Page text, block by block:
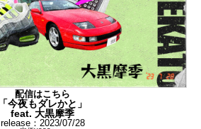
配信はこちら
「今夜もダレかと」
feat. 大黒摩季
release：2023/07/28